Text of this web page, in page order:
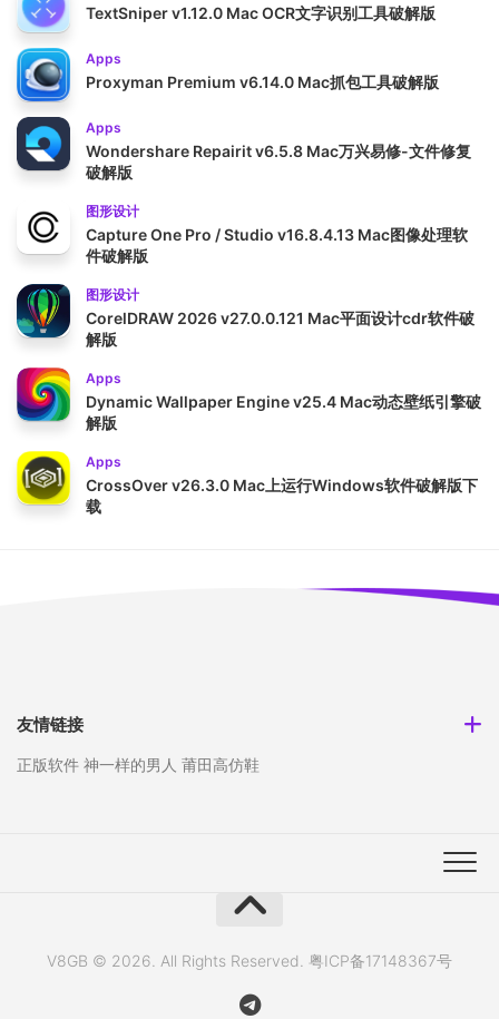
TextSniper v1.12.0 Mac OCR文字识别工具破解版
Apps
Proxyman Premium v6.14.0 Mac抓包工具破解版
Apps
Wondershare Repairit v6.5.8 Mac万兴易修-文件修复
破解版
图形设计
Capture One Pro / Studio v16.8.4.13 Mac图像处理软
件破解版
图形设计
CorelDRAW 2026 v27.0.0.121 Mac平面设计cdr软件破
解版
Apps
Dynamic Wallpaper Engine v25.4 Mac动态壁纸引擎破
解版
Apps
CrossOver v26.3.0 Mac上运行Windows软件破解版下
载
友情链接
正版软件 神一样的男人 莆田高仿鞋
V8GB © 2026. All Rights Reserved. 粤ICP备17148367号